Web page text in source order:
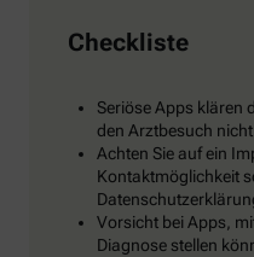
Checkliste
Seriöse Apps klären
den Arztbesuch
Achten Sie auf ein
Kontaktmöglichkeit
Vorsicht bei Apps,
Diagnose stellen